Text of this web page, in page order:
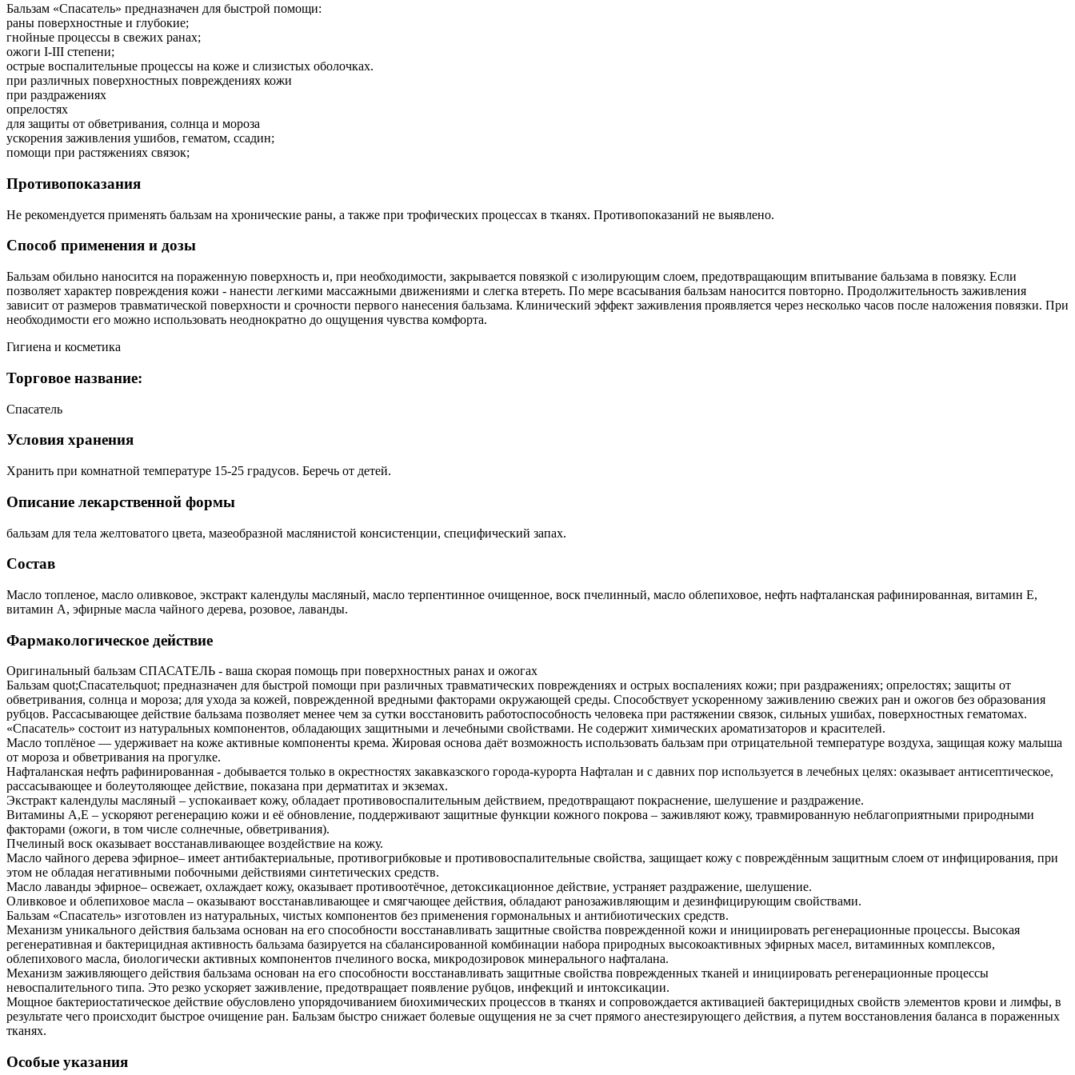
Бальзам «Спасатель» предназначен для быстрой помощи:
раны поверхностные и глубокие;
гнойные процессы в свежих ранах;
ожоги I-III степени;
острые воспалительные процессы на коже и слизистых оболочках.
при различных поверхностных повреждениях кожи
при раздражениях
опрелостях
для защиты от обветривания, солнца и мороза
ускорения заживления ушибов, гематом, ссадин;
помощи при растяжениях связок;
Противопоказания
Не рекомендуется применять бальзам на хронические раны, а также при трофических процессах в тканях. Противопоказаний не выявлено.
Способ применения и дозы
Бальзам обильно наносится на пораженную поверхность и, при необходимости, закрывается повязкой с изолирующим слоем, предотвращающим впитывание бальзама в повязку. Если
позволяет характер повреждения кожи - нанести легкими массажными движениями и слегка втереть. По мере всасывания бальзам наносится повторно. Продолжительность заживления
зависит от размеров травматической поверхности и срочности первого нанесения бальзама. Клинический эффект заживления проявляется через несколько часов после наложения повязки. При
необходимости его можно использовать неоднократно до ощущения чувства комфорта.
Гигиена и косметика
Торговое название:
Спасатель
Условия хранения
Хранить при комнатной температуре 15-25 градусов. Беречь от детей.
Описание лекарственной формы
бальзам для тела желтоватого цвета, мазеобразной маслянистой консистенции, специфический запах.
Состав
Масло топленое, масло оливковое, экстракт календулы масляный, масло терпентинное очищенное, воск пчелинный, масло облепиховое, нефть нафталанская рафинированная, витамин Е,
витамин А, эфирные масла чайного дерева, розовое, лаванды.
Фармакологическое действие
Оригинальный бальзам СПАСАТЕЛЬ - ваша скорая помощь при поверхностных ранах и ожогах
Бальзам quot;Спасательquot; предназначен для быстрой помощи при различных травматических повреждениях и острых воспалениях кожи; при раздражениях; опрелостях; защиты от
обветривания, солнца и мороза; для ухода за кожей, поврежденной вредными факторами окружающей среды. Способствует ускоренному заживлению свежих ран и ожогов без образования
рубцов. Рассасывающее действие бальзама позволяет менее чем за сутки восстановить работоспособность человека при растяжении связок, сильных ушибах, поверхностных гематомах.
«Спасатель» состоит из натуральных компонентов, обладающих защитными и лечебными свойствами. Не содержит химических ароматизаторов и красителей.
Масло топлёное — удерживает на коже активные компоненты крема. Жировая основа даёт возможность использовать бальзам при отрицательной температуре воздуха, защищая кожу малыша
от мороза и обветривания на прогулке.
Нафталанская нефть рафинированная - добывается только в окрестностях закавказского города-курорта Нафталан и с давних пор используется в лечебных целях: оказывает антисептическое,
рассасывающее и болеутоляющее действие, показана при дерматитах и экземах.
Экстракт календулы масляный – успокаивает кожу, обладает противовоспалительным действием, предотвращают покраснение, шелушение и раздражение.
Витамины А,Е – ускоряют регенерацию кожи и её обновление, поддерживают защитные функции кожного покрова – заживляют кожу, травмированную неблагоприятными природными
факторами (ожоги, в том числе солнечные, обветривания).
Пчелиный воск оказывает восстанавливающее воздействие на кожу.
Масло чайного дерева эфирное– имеет антибактериальные, противогрибковые и противовоспалительные свойства, защищает кожу с повреждённым защитным слоем от инфицирования, при
этом не обладая негативными побочными действиями синтетических средств.
Масло лаванды эфирное– освежает, охлаждает кожу, оказывает противоотёчное, детоксикационное действие, устраняет раздражение, шелушение.
Оливковое и облепиховое масла – оказывают восстанавливающее и смягчающее действия, обладают ранозаживляющим и дезинфицирующим свойствами.
Бальзам «Спасатель» изготовлен из натуральных, чистых компонентов без применения гормональных и антибиотических средств.
Механизм уникального действия бальзама основан на его способности восстанавливать защитные свойства поврежденной кожи и инициировать регенерационные процессы. Высокая
регенеративная и бактерицидная активность бальзама базируется на сбалансированной комбинации набора природных высокоактивных эфирных масел, витаминных комплексов,
облепихового масла, биологически активных компонентов пчелиного воска, микродозировок минерального нафталана.
Механизм заживляющего действия бальзама основан на его способности восстанавливать защитные свойства поврежденных тканей и инициировать регенерационные процессы
невоспалительного типа. Это резко ускоряет заживление, предотвращает появление рубцов, инфекций и интоксикации.
Мощное бактериостатическое действие обусловлено упорядочиванием биохимических процессов в тканях и сопровождается активацией бактерицидных свойств элементов крови и лимфы, в
результате чего происходит быстрое очищение ран. Бальзам быстро снижает болевые ощущения не за счет прямого анестезирующего действия, а путем восстановления баланса в пораженных
тканях.
Особые указания